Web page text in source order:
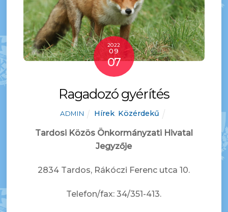
2022
09
07
Ragadozó gyérítés
ADMIN Hírek, Közérdekű
Tardosi Közös Önkormányzati Hivatal
Jegyzője
2834 Tardos, Rákóczi Ferenc utca 10.
Telefon/fax: 34/351-413.